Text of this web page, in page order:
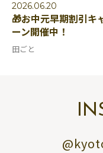
2026.06.20
🎁お中元早期割引キ
ーン開催中！
田ごと